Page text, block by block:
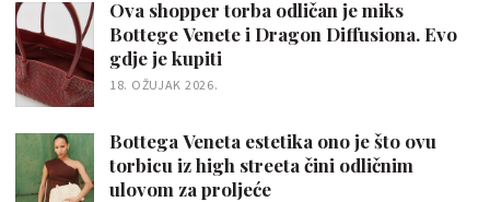
Ova shopper torba odličan je miks
Bottege Venete i Dragon Diffusiona. Evo
gdje je kupiti
18. OŽUJAK 2026.
Bottega Veneta estetika ono je što ovu
torbicu iz high streeta čini odličnim
ulovom za proljeće